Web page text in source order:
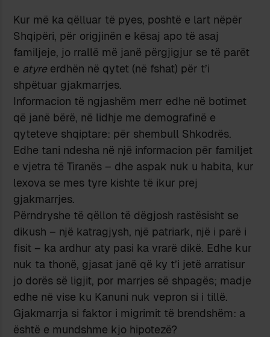
Kur më ka qëlluar të pyes, poshtë e lart nëpër
Shqipëri, për origjinën e kësaj apo të asaj
familjeje, jo rrallë më janë përgjigjur se të parët
e atyre erdhën në qytet (në fshat) për t’i
shpëtuar gjakmarrjes.
Informacion të ngjashëm merr edhe në botimet
që janë bërë, në lidhje me demografinë e
qyteteve shqiptare: për shembull Shkodrës.
Edhe tani ndesha në një informacion për familjet
e vjetra të Tiranës – dhe aspak nuk u habita, kur
lexova se mes tyre kishte të ikur prej
gjakmarrjes.
Përndryshe të qëllon të dëgjosh rastësisht se
dikush – një katragjysh, një patriark, një i parë i
fisit – ka ardhur aty pasi ka vrarë dikë. Edhe kur
nuk ta thonë, gjasat janë që ky t’i jetë arratisur
jo dorës së ligjit, por marrjes së shpagës; madje
edhe në vise ku Kanuni nuk vepron si i tillë.
Gjakmarrja si faktor i migrimit të brendshëm: a
është e mundshme kjo hipotezë?